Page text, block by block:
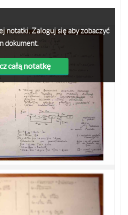
notatki. Zaloguj się aby zobaczyć
dokument.
całą notatkę